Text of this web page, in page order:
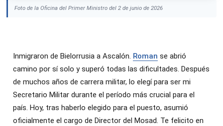
Foto de la Oficina del Primer Ministro del 2 de junio de 2026
Inmigraron de Bielorrusia a Ascalón. Roman se abrió
camino por sí solo y superó todas las dificultades. Después
de muchos años de carrera militar, lo elegí para ser mi
Secretario Militar durante el período más crucial para el
país. Hoy, tras haberlo elegido para el puesto, asumió
oficialmente el cargo de Director del Mosad. Te felicito en